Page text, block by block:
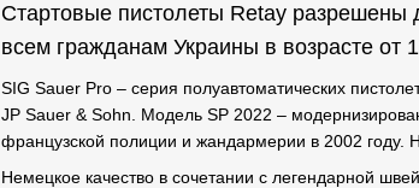
Стартовые пистолеты Retay разрешены
всем гражданам Украины в возрасте от
SIG Sauer Pro – серия полуавтоматических
JP Sauer & Sohn. Модель SP 2022 –
французской полиции и жандармерии в 2002 году.
Немецкое качество в сочетании с легендарной